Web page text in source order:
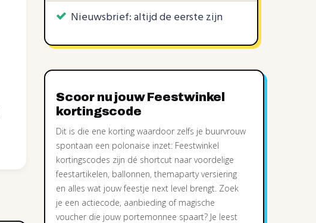
Nieuwsbrief: altijd de eerste zijn
Scoor nu jouw Feestwinkel
kortingscode
Dit is die ene korting waardoor zelfs je buurvrouw
spontaan een polonaise inzet: Feestwinkel
kortingscodes zijn dé shortcut naar voordelige
feestartikelen, ballonnen, themaparty versiering
en alles wat jouw feestje next level brengt. Zoek
je een actiecode, aanbieding of magische
voucher die jouw portemonnee spaart? Je leest